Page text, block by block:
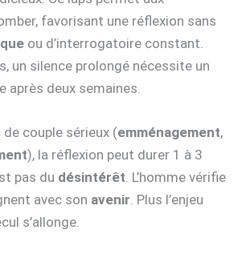
favorisant une réflexion sans
ou d’interrogatoire constant.
un silence prolongé nécessite un
après deux semaines.
de couple sérieux (emménagement,
), la réflexion peut durer 1 à 3
pas du désintérêt. L’homme vérifie
avec son avenir. Plus l’enjeu
s’allonge.